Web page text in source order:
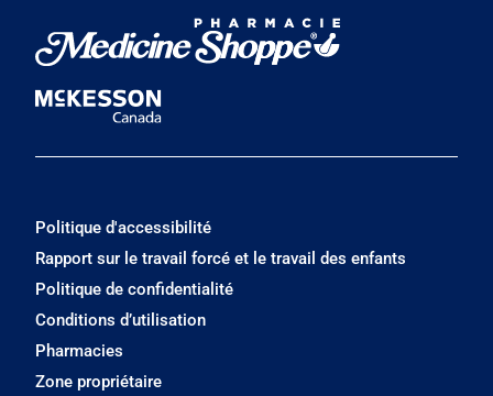
Politique d'accessibilité
Rapport sur le travail forcé et le travail des enfants
Politique de confidentialité
Conditions d’utilisation
Pharmacies
Zone propriétaire